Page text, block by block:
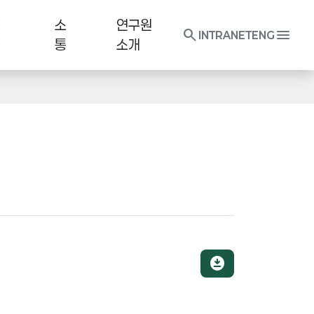
소
통
연구원
소개
search INTRANETENG menu
download_for_offline